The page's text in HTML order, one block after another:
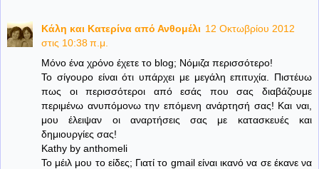
Κάλη και Κατερίνα από Ανθομέλι 12 Οκτωβρίου 2012
στις 10:38 π.μ.
Μόνο ένα χρόνο έχετε το blog; Νόμιζα περισσότερο!
Το σίγουρο είναι ότι υπάρχει με μεγάλη επιτυχία. Πιστέυω
πως οι περισσότεροι από εσάς που σας διαβάζουμε
περιμένω ανυπόμονω την επόμενη ανάρτησή σας! Και ναι,
μου έλειψαν οι αναρτήσεις σας με κατασκευές και
δημιουργίες σας!
Kathy by anthomeli
Το μέιλ μου το είδες; Γιατί το gmail είναι ικανό να σε έκανε να